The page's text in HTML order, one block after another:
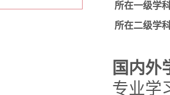
所在一级学
所在二级学
国内外
专业学